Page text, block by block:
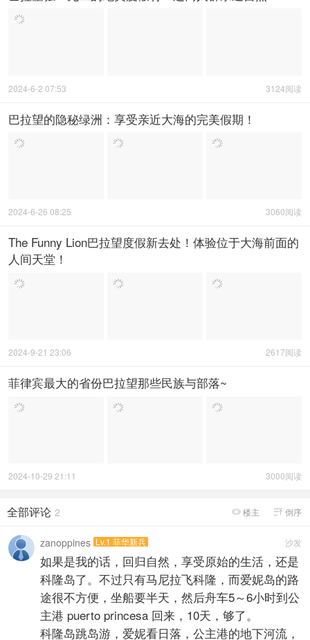
3124阅读
2024-6-2 07:53
巴拉望的隐秘绿洲：享受亲近大海的完美假期！
3060阅读
2024-6-26 08:25
The Funny Lion巴拉望度假新去处！体验位于大海前面的
人间天堂！
2617阅读
2024-9-21 23:06
菲律宾最大的省份巴拉望那些民族与部落~
3000阅读
2024-10-29 21:11
 楼主  倒序
全部评论 2
沙发
zanoppines Lv.1 菲华新兵
如果是我的话，回归自然，享受原始的生活，还是
科隆岛了。不过只有马尼拉飞科隆，而爱妮岛的路
途很不方便，坐船要半天，然后舟车5～6小时到公
主港 puerto princesa 回来，10天，够了。
科隆岛跳岛游，爱妮看日落，公主港的地下河流，